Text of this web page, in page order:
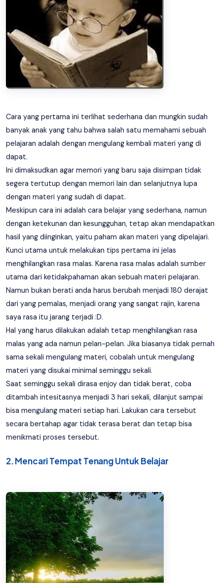
Cara yang pertama ini terlihat sederhana dan mungkin sudah
banyak anak yang tahu bahwa salah satu memahami sebuah
pelajaran adalah dengan mengulang kembali materi yang di
dapat.
Ini dimaksudkan agar memori yang baru saja disimpan tidak
segera tertutup dengan memori lain dan selanjutnya lupa
dengan materi yang sudah di dapat.
Meskipun cara ini adalah cara belajar yang sederhana, namun
dengan ketekunan dan kesungguhan, tetap akan mendapatkan
hasil yang diinginkan, yaitu paham akan materi yang dipelajari.
Kunci utama untuk melakukan tips pertama ini jelas
menghilangkan rasa malas. Karena rasa malas adalah sumber
utama dari ketidakpahaman akan sebuah materi pelajaran.
Namun bukan berati anda harus berubah menjadi 180 derajat
dari yang pemalas, menjadi orang yang sangat rajin, karena
saya rasa itu jarang terjadi :D.
Hal yang harus dilakukan adalah tetap menghilangkan rasa
malas yang ada namun pelan-pelan. Jika biasanya tidak pernah
sama sekali mengulang materi, cobalah untuk mengulang
materi yang disukai minimal seminggu sekali.
Saat seminggu sekali dirasa enjoy dan tidak berat, coba
ditambah intesitasnya menjadi 3 hari sekali, dilanjut sampai
bisa mengulang materi setiap hari. Lakukan cara tersebut
secara bertahap agar tidak terasa berat dan tetap bisa
menikmati proses tersebut.
2. Mencari Tempat Tenang Untuk Belajar